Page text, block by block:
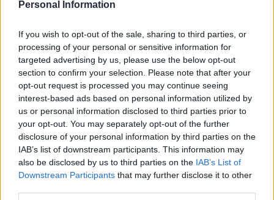
Personal Information
If you wish to opt-out of the sale, sharing to third parties, or
processing of your personal or sensitive information for
targeted advertising by us, please use the below opt-out
section to confirm your selection. Please note that after your
opt-out request is processed you may continue seeing
interest-based ads based on personal information utilized by
us or personal information disclosed to third parties prior to
your opt-out. You may separately opt-out of the further
disclosure of your personal information by third parties on the
IAB’s list of downstream participants. This information may
also be disclosed by us to third parties on the IAB’s List of
Downstream Participants that may further disclose it to other
Foto: Botschaft der Republik Peru in Ungarn
An der Podiumsdiskussion nahmen folgende Akademiker
und Experten für lateinamerikanische Literatur teil:
Dr. Prof. László Scholz, Hispanist und Übersetzer
(auch von Vargas Llosa)
András Gulyás, Botschafter, Experte für